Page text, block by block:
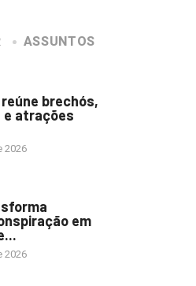
ASSUNTOS
reúne brechós,
e atrações
2026
em
2026